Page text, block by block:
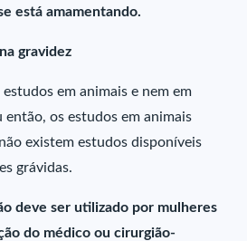
está amamentando.
gravidez
em animais e nem em
então, os estudos em animais
existem estudos disponíveis
grávidas.
deve ser utilizado por mulheres
do médico ou cirurgião-